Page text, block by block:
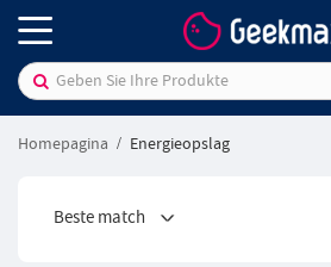
Homepagina Energieopslag
Beste match